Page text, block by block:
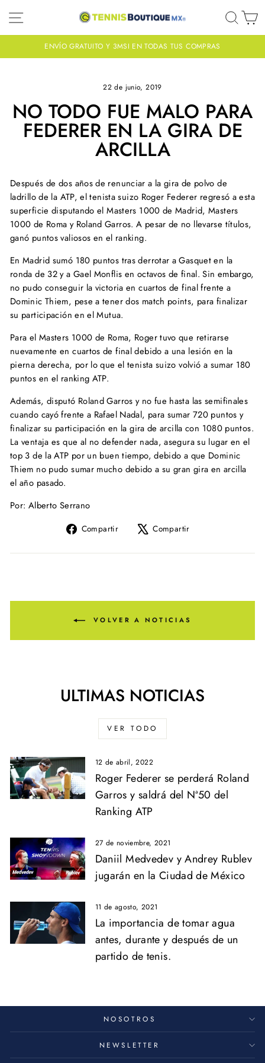
directamente
al
NAVEGACIÓN
ENVÍO GRATUITO Y 3MSI EN TODAS TUS COMPRAS
22 de junio, 2019
NO TODO FUE MALO PARA
FEDERER EN LA GIRA DE
ARCILLA
Después de dos años de renunciar a la gira de polvo de
ladrillo de la ATP, el tenista suizo Roger Federer regresó a esta
superficie disputando el Masters 1000 de Madrid, Masters
1000 de Roma y Roland Garros. A pesar de no llevarse títulos,
ganó puntos valiosos en el ranking.
En Madrid sumó 180 puntos tras derrotar a Gasquet en la
ronda de 32 y a Gael Monflis en octavos de final. Sin embargo,
no pudo conseguir la victoria en cuartos de final frente a
Dominic Thiem, pese a tener dos match points, para finalizar
su participación en el Mutua.
Para el Masters 1000 de Roma, Roger tuvo que retirarse
nuevamente en cuartos de final debido a una lesión en la
pierna derecha, por lo que el tenista suizo volvió a sumar 180
puntos en el ranking ATP.
Además, disputó Roland Garros y no fue hasta las semifinales
cuando cayó frente a Rafael Nadal, para sumar 720 puntos y
finalizar su participación en la gira de arcilla con 1080 puntos.
La ventaja es que al no defender nada, asegura su lugar en el
top 3 de la ATP por un buen tiempo, debido a que Dominic
Thiem no pudo sumar mucho debido a su gran gira en arcilla
el año pasado.
Por: Alberto Serrano
Compartir
Compartir
Facebook
Compartir
X
VOLVER A NOTICIAS
ULTIMAS NOTICIAS
VER TODO
12 de abril, 2022
Roger Federer se perderá Roland
Garros y saldrá del Nª50 del
Ranking ATP
27 de noviembre, 2021
Daniil Medvedev y Andrey Rublev
jugarán en la Ciudad de México
11 de agosto, 2021
La importancia de tomar agua
antes, durante y después de un
partido de tenis.
NOSOTROS
NEWSLETTER